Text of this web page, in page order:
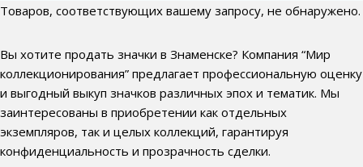
Товаров, соответствующих вашему запросу, не обнаружено.
Вы хотите продать значки в Знаменске? Компания “Мир
коллекционирования” предлагает профессиональную оценку
и выгодный выкуп значков различных эпох и тематик. Мы
заинтересованы в приобретении как отдельных
экземпляров, так и целых коллекций, гарантируя
конфиденциальность и прозрачность сделки.